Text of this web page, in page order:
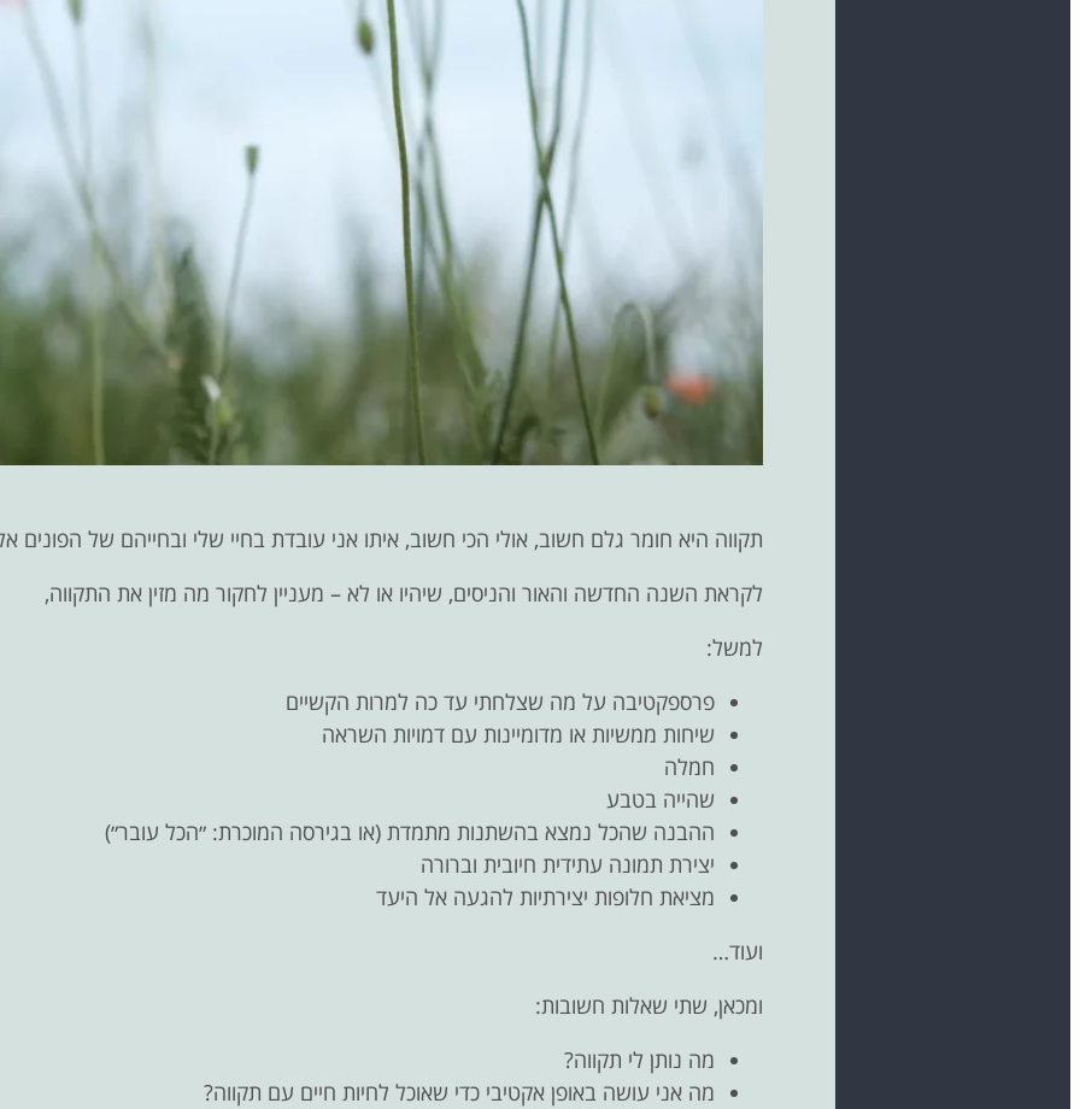
תקווה היא חומר גלם חשוב, אולי הכי חשוב, איתו אני עובדת בחיי שלי ובחייהם של הפונים
לקראת השנה החדשה והאור והניסים, שיהיו או לא – מעניין לחקור מה מזין את התקווה,
למשל:
פרספקטיבה על מה שצלחתי עד כה למרות הקשיים
שיחות ממשיות או מדומיינות עם דמויות השראה
חמלה
שהייה בטבע
ההבנה שהכל נמצא בהשתנות מתמדת (או בגירסה המוכרת: ״הכל עובר״)
יצירת תמונה עתידית חיובית וברורה
מציאת חלופות יצירתיות להגעה אל היעד
ועוד…
ומכאן, שתי שאלות חשובות:
מה נותן לי תקווה?
מה אני עושה באופן אקטיבי כדי שאוכל לחיות חיים עם תקווה?